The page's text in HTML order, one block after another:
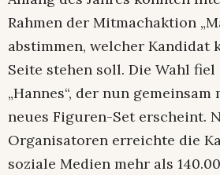
Rahmen der Mitmachaktion
abstimmen, welcher Kandidat
Seite stehen soll. Die Wahl
„Hannes“, der nun
neues Figuren-Set erscheint.
Organisatoren erreichte die
soziale Medien mehr als